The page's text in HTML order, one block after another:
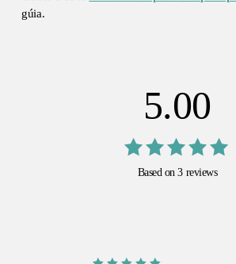
gúia.
5.00
Valorado
Based on 3 reviews